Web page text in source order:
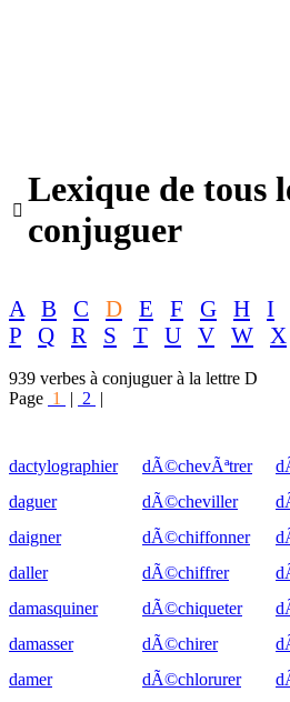

Lexique de tous
conjuguer
A B C D E F G H I
P
Q R S T U V W X
939 verbes à conjuguer à la lettre D
Page 1 | 2 |
dactylographier
daguer
daigner
daller
damasquiner
damasser
damer
dÃ©chevÃªtrer
dÃ©cheviller
dÃ©chiffonner
dÃ©chiffrer
dÃ©chiqueter
dÃ©chirer
dÃ©chlorurer